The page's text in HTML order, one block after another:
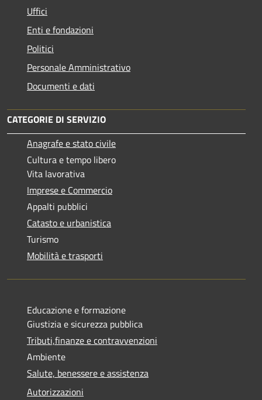
Uffici
Enti e fondazioni
Politici
Personale Amministrativo
Documenti e dati
CATEGORIE DI SERVIZIO
Anagrafe e stato civile
Cultura e tempo libero
Vita lavorativa
Imprese e Commercio
Appalti pubblici
Catasto e urbanistica
Turismo
Mobilità e trasporti
Educazione e formazione
Giustizia e sicurezza pubblica
Tributi,finanze e contravvenzioni
Ambiente
Salute, benessere e assistenza
Autorizzazioni